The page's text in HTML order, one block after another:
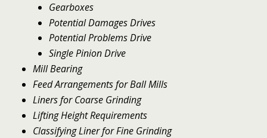
Gearboxes
Potential Damages Drives
Potential Problems Drive
Single Pinion Drive
Mill Bearing
Feed Arrangements for Ball Mills
Liners for Coarse Grinding
Lifting Height Requirements
Classifying Liner for Fine Grinding